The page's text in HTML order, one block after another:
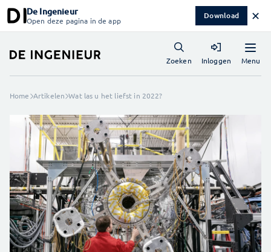
De Ingenieur
Open deze pagina in de app Download ✕
Menu
Zoeken Inloggen
Home Artikelen Wat las u het liefst in 2022?